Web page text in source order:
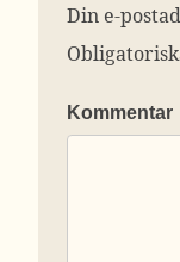
Din e-
Kommentar